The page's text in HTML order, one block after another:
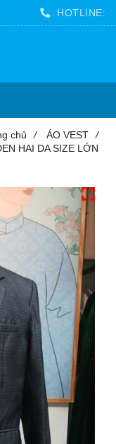
HOTLINE:
chủ / ÁO VEST
/
HAI DA SIZE LỚN